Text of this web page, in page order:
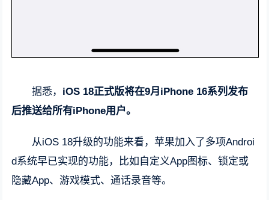
据悉， iOS 18正式版将在9月iPhone 16系列发布
后推送给所有iPhone用户。
从iOS 18升级的功能来看，苹果加入了多项Androi
d系统早已实现的功能，比如自定义App图标、锁定或
隐藏App、游戏模式、通话录音等。